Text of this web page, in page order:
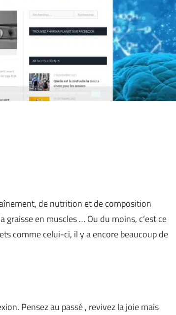
de nutrition et de composition
en muscles … Ou du moins, c’est ce
comme celui-ci, il y a encore beaucoup de
Pensez au passé , revivez la joie mais